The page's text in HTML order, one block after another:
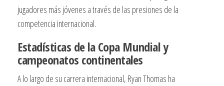
jugadores más jóvenes a través de las presiones de la
competencia internacional.
Estadísticas de la Copa Mundial y
campeonatos continentales
A lo largo de su carrera internacional, Ryan Thomas ha